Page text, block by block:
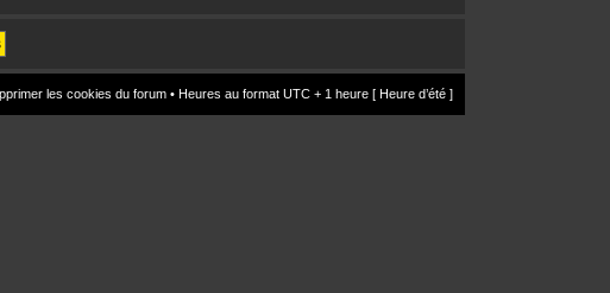
les cookies du forum • Heures au format UTC + 1 heure [ Heure d’été ]